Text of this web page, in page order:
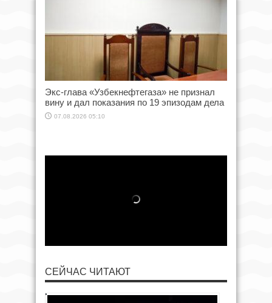
Экс-глава «Узбекнефтегаза» не признал
вину и дал показания по 19 эпизодам дела
07.08.2026 05:10
СЕЙЧАС ЧИТАЮТ